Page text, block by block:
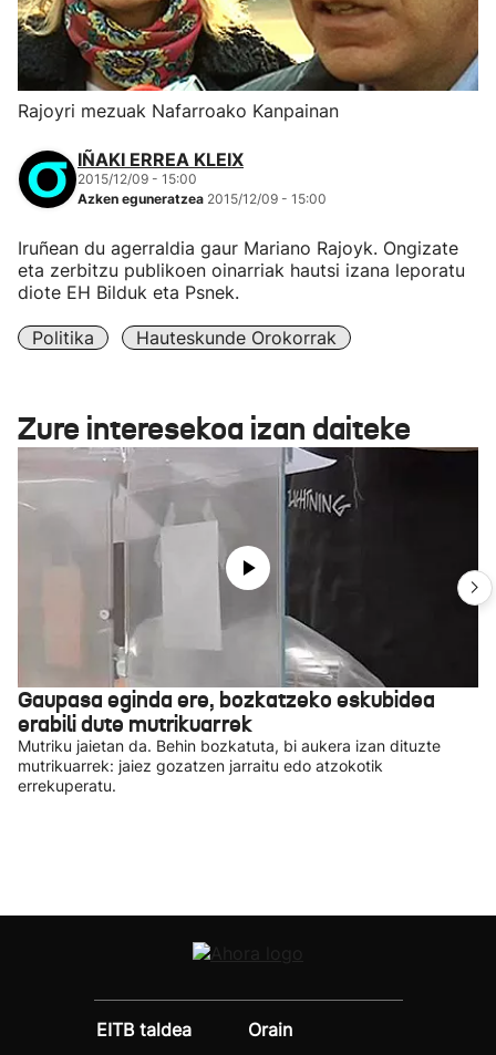
Rajoyri mezuak Nafarroako Kanpainan
IÑAKI ERREA KLEIX
2015/12/09 - 15:00
Azken eguneratzea 2015/12/09 - 15:00
Iruñean du agerraldia gaur Mariano Rajoyk. Ongizate
eta zerbitzu publikoen oinarriak hautsi izana leporatu
diote EH Bilduk eta Psnek.
Politika Hauteskunde Orokorrak
Zure interesekoa izan daiteke
Gaupasa eginda ere, bozkatzeko eskubidea
erabili dute mutrikuarrek
Mutriku jaietan da. Behin bozkatuta, bi aukera izan dituzte
mutrikuarrek: jaiez gozatzen jarraitu edo atzokotik
errekuperatu.
EITB taldea
Orain